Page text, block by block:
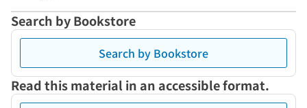
Search by Bookstore
Search by Bookstore
Read this material in an accessible format.